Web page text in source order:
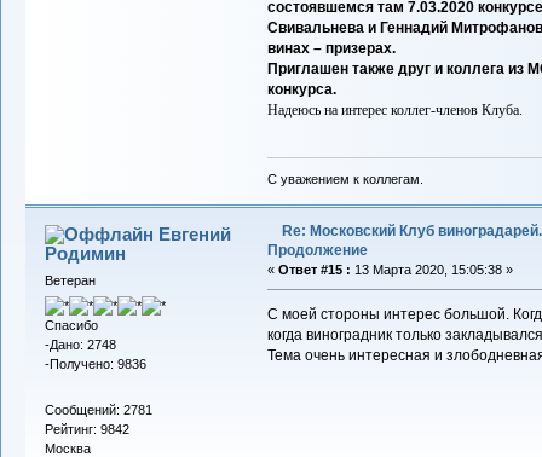
состоявшемся там 7.03.2020
Свивальнева и Геннадий
винах – призерах.
Приглашен также друг и коллега из
конкурса.
Надеюсь на интерес коллег-членов Клуба.
С уважением к коллегам.
Евгений
Родимин
Ветеран
Спасибо
-Дано: 2748
-Получено: 9836
Сообщений: 2781
Рейтинг: 9842
Москва
Re: Московский Клуб виноградарей.
Продолжение
« Ответ #15 : 13 Марта 2020, 15:05:38 »
С моей стороны интерес большой.
когда виноградник только
Тема очень интересная и